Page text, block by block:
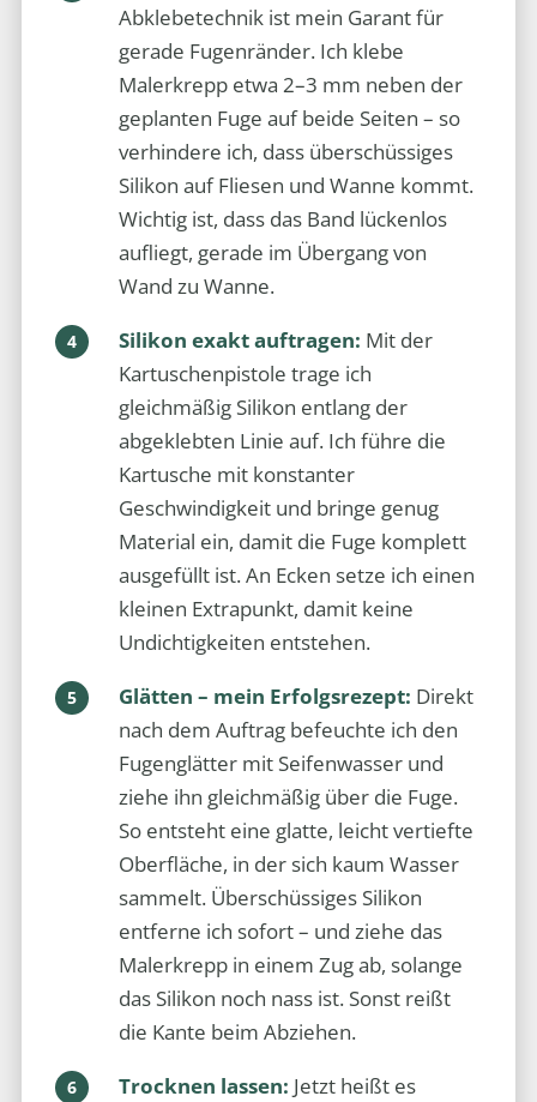
Abklebetechnik ist mein Garant für
gerade Fugenränder. Ich klebe
Malerkrepp etwa 2–3 mm neben der
geplanten Fuge auf beide Seiten – so
verhindere ich, dass überschüssiges
Silikon auf Fliesen und Wanne kommt.
Wichtig ist, dass das Band lückenlos
aufliegt, gerade im Übergang von
Wand zu Wanne.
Silikon exakt auftragen: Mit der
Kartuschenpistole trage ich
gleichmäßig Silikon entlang der
abgeklebten Linie auf. Ich führe die
Kartusche mit konstanter
Geschwindigkeit und bringe genug
Material ein, damit die Fuge komplett
ausgefüllt ist. An Ecken setze ich einen
kleinen Extrapunkt, damit keine
Undichtigkeiten entstehen.
Glätten – mein Erfolgsrezept: Direkt
nach dem Auftrag befeuchte ich den
Fugenglätter mit Seifenwasser und
ziehe ihn gleichmäßig über die Fuge.
So entsteht eine glatte, leicht vertiefte
Oberfläche, in der sich kaum Wasser
sammelt. Überschüssiges Silikon
entferne ich sofort – und ziehe das
Malerkrepp in einem Zug ab, solange
das Silikon noch nass ist. Sonst reißt
die Kante beim Abziehen.
Trocknen lassen: Jetzt heißt es